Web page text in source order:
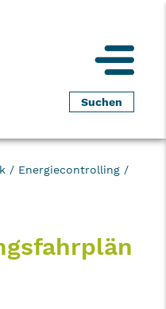
/ Energiecontrolling /